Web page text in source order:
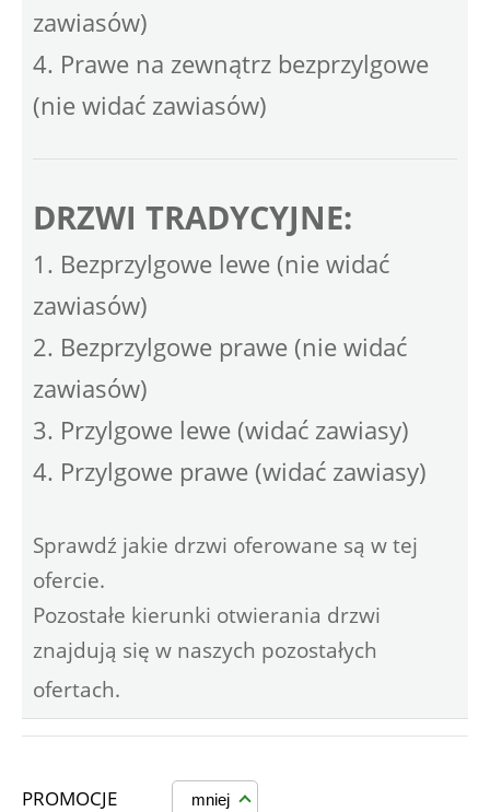
zawiasów)
4. Prawe na zewnątrz bezprzylgowe
(nie widać zawiasów)
DRZWI TRADYCYJNE:
1. Bezprzylgowe lewe (nie widać
zawiasów)
2. Bezprzylgowe prawe (nie widać
zawiasów)
3. Przylgowe lewe (widać zawiasy)
4. Przylgowe prawe (widać zawiasy)
Sprawdź jakie drzwi oferowane są w tej
ofercie.
Pozostałe kierunki otwierania drzwi
znajdują się w naszych pozostałych
ofertach.
PROMOCJE mniej